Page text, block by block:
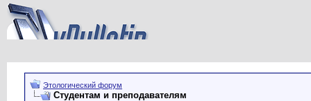
Этологический форум
Студентам и преподавателям